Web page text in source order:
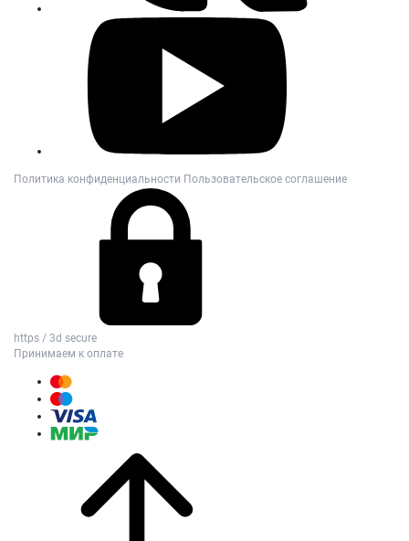
Политика конфиденциальности Пользовательское соглашение
https / 3d secure
Принимаем к оплате